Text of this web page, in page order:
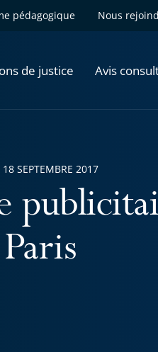
pédagogique Nous
de justice Avis
18 SEPTEMBRE 2017